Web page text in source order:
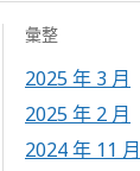
彙整
2025 年 3 月
2025 年 2 月
2024 年 11 月